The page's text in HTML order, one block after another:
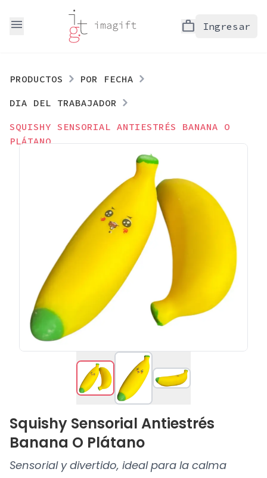
menu work Ingresar
PRODUCTOS
POR FECHA
DIA DEL TRABAJADOR
SQUISHY SENSORIAL ANTIESTRÉS BANANA O
PLÁTANO
Squishy Sensorial Antiestrés
Banana O Plátano
Sensorial y divertido, ideal para la calma